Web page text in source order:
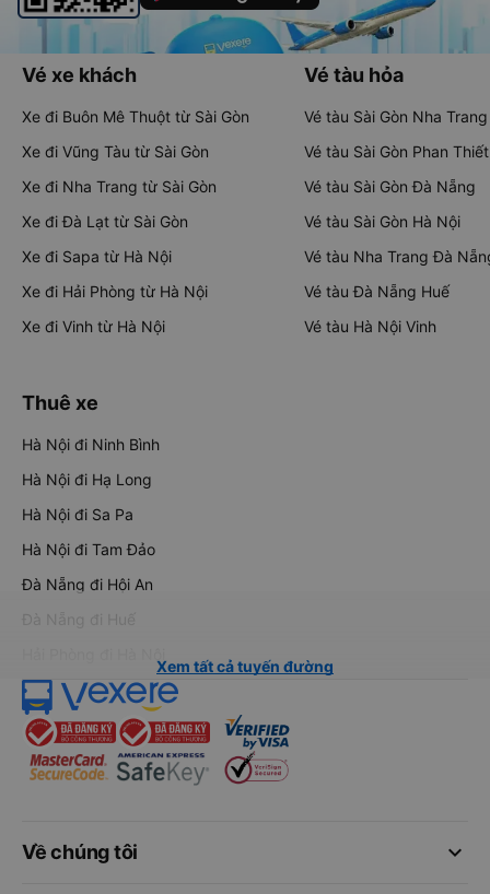
Vé xe khách
Xe đi Buôn Mê Thuột từ Sài Gòn
Xe đi Vũng Tàu từ Sài Gòn
Xe đi Nha Trang từ Sài Gòn
Xe đi Đà Lạt từ Sài Gòn
Xe đi Sapa từ Hà Nội
Xe đi Hải Phòng từ Hà Nội
Xe đi Vinh từ Hà Nội
Vé tàu hỏa
Vé tàu Sài Gòn Nha Trang
Vé tàu Sài Gòn Phan Thiết
Vé tàu Sài Gòn Đà Nẵng
Vé tàu Sài Gòn Hà Nội
Vé tàu Nha Trang Đà
Vé tàu Đà Nẵng Huế
Vé tàu Hà Nội Vinh
Thuê xe
Hà Nội đi Ninh Bình
Hà Nội đi Hạ Long
Hà Nội đi Sa Pa
Hà Nội đi Tam Đảo
Đà Nẵng đi Hội An
Đà Nẵng đi Huế
Xem tất cả tuyến đường
keyboard_arrow_down
Về chúng tôi